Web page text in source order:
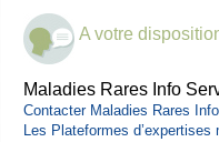
A votre
Maladies Rares Info
Contacter Maladies Rares
Les Plateformes d’expertises